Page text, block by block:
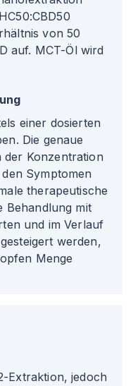
:CBD50
von 50
auf. MCT-Öl wird
einer dosierten
Die genaue
Konzentration
Symptomen
therapeutische
Behandlung mit
und im Verlauf
werden,
Menge
Extraktion, jedoch